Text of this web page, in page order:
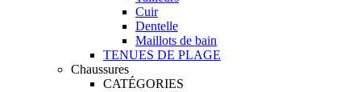
Cuir
Dentelle
Maillots de bain
TENUES DE PLAGE
Chaussures
CATÉGORIES